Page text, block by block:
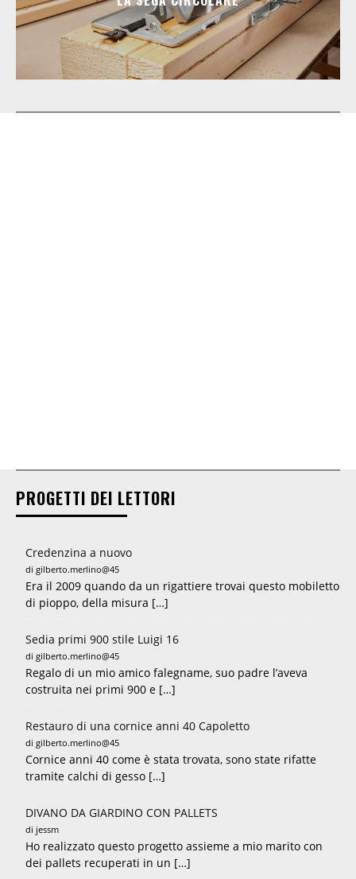
PROGETTI DEI LETTORI
Credenzina a nuovo
di gilberto.merlino@45
Era il 2009 quando da un rigattiere trovai questo mobiletto
di pioppo, della misura […]
Sedia primi 900 stile Luigi 16
di gilberto.merlino@45
Regalo di un mio amico falegname, suo padre l’aveva
costruita nei primi 900 e […]
Restauro di una cornice anni 40 Capoletto
di gilberto.merlino@45
Cornice anni 40 come è stata trovata, sono state rifatte
tramite calchi di gesso […]
DIVANO DA GIARDINO CON PALLETS
di jessm
Ho realizzato questo progetto assieme a mio marito con
dei pallets recuperati in un […]